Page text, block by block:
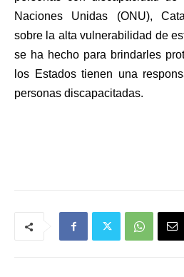
Naciones Unidas (ONU),
sobre la alta vulnerabilidad de
se ha hecho para brindarles
los Estados tienen una
personas discapacitadas.